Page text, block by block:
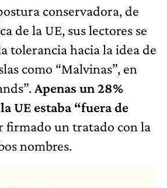
conservadora, de
de la UE, sus lectores se
tolerancia hacia la idea de
como “Malvinas”, en
Apenas un 28%
UE estaba “fuera de
firmado un tratado con la
nombres.